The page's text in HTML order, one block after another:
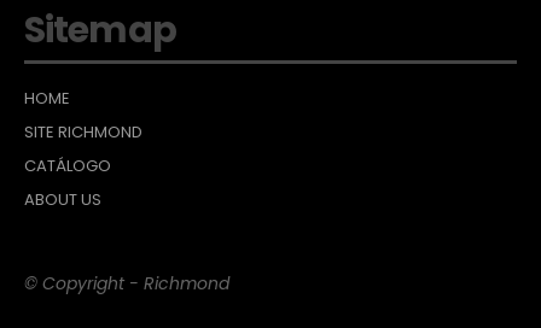
Sitemap
HOME
SITE RICHMOND
CATÁLOGO
ABOUT US
© Copyright - Richmond